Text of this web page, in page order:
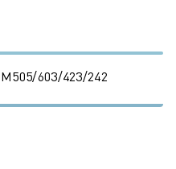
603/423/242